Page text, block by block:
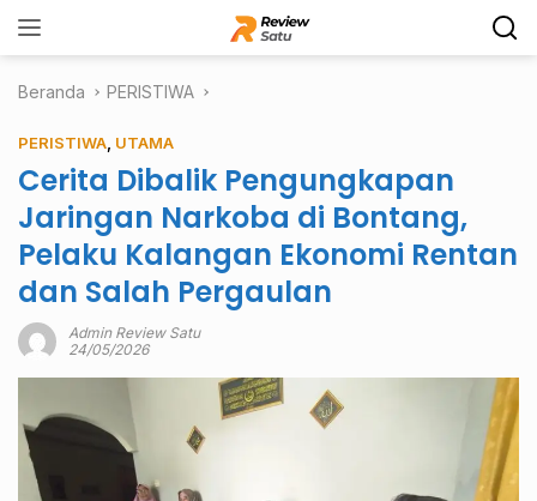
ke
Beranda
PERISTIWA
PERISTIWA UTAMA
Cerita Dibalik Pengungkapan
Jaringan Narkoba di Bontang,
Pelaku Kalangan Ekonomi Rentan
dan Salah Pergaulan
Admin Review Satu
24/05/2026